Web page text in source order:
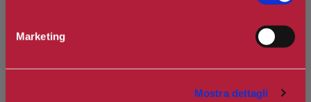
Marketing
Mostra dettagli
Spedizione in Italia gratuita se il carrello supera i 60€
Ottieni 0 punti Camilleri Fidelity Card -
Regolamento
Si tratta della prima recensione per questo prodotto